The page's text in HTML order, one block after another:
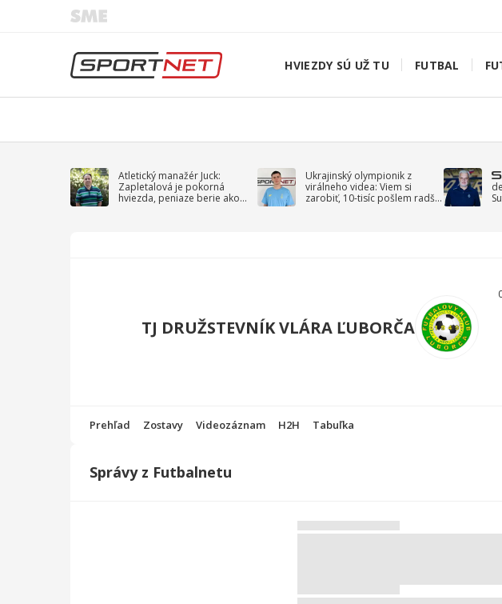
HVIEZDY SÚ UŽ TU FUTBAL
Atletický manažér Juck:
Zapletalová je pokorná
hviezda, peniaze berie ako
Ukrajinský olympionik z
virálneho videa: Viem si
zarobiť, 10-tisíc pošlem radšej
TJ DRUŽSTEVNÍK VLÁRA ĽUBORČA
Prehľad Zostavy Videozáznam H2H Tabuľka
Správy z Futbalnetu